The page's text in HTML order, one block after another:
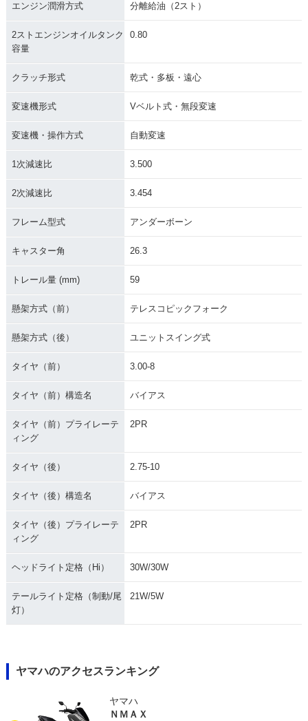
エンジン潤滑方式 分離給油（2スト）
2ストエンジンオイルタンク
容量
0.80
クラッチ形式 乾式・多板・遠心
変速機形式 Vベルト式・無段変速
変速機・操作方式 自動変速
1次減速比 3.500
2次減速比 3.454
フレーム型式 アンダーボーン
キャスター角 26.3
トレール量 (mm) 59
懸架方式（前） テレスコピックフォーク
懸架方式（後） ユニットスイング式
タイヤ（前） 3.00-8
タイヤ（前）構造名 バイアス
タイヤ（前）プライレーテ
ィング
2PR
タイヤ（後） 2.75-10
タイヤ（後）構造名 バイアス
タイヤ（後）プライレーテ
ィング
2PR
ヘッドライト定格（Hi） 30W/30W
テールライト定格（制動/尾
灯）
21W/5W
ヤマハのアクセスランキング
ヤマハ
ＮＭＡＸ